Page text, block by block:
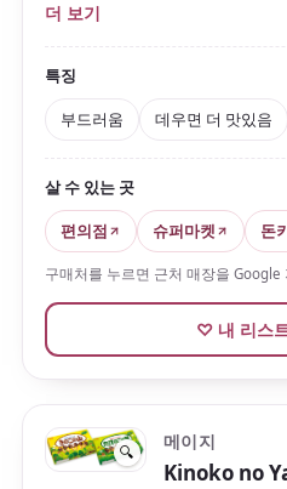
토스터나 전자레인지에 살짝
식감
로도 좋습니다.
더 보기
특징
부드러움
데우면 더 맛있음
살 수 있는 곳
편의점
슈퍼마켓 돈
구매처를 누르면 근처 매장을
♡ 내 리스
🔍 메이지
Kinoko no